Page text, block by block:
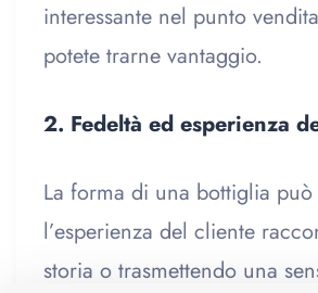
interessante nel punto
potete trarne vantaggio.
2. Fedeltà ed esperienza
La forma di una bottiglia
l’esperienza del cliente
storia o trasmettendo una